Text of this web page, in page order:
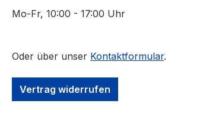
Mo-Fr, 10:00 - 17:00 Uhr
Oder über unser Kontaktformular.
Vertrag widerrufen